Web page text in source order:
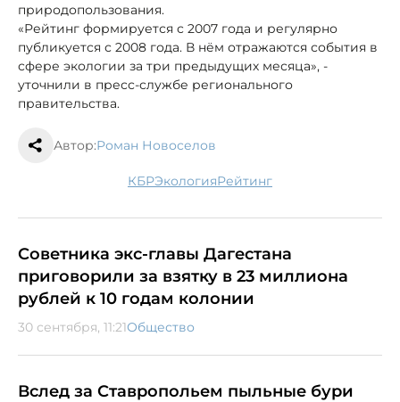
природопользования.
«Рейтинг формируется с 2007 года и регулярно
публикуется с 2008 года. В нём отражаются события в
сфере экологии за три предыдущих месяца», -
уточнили в пресс-службе регионального
правительства.
Автор:Роман Новоселов
КБР экология рейтинг
Советника экс-главы Дагестана
приговорили за взятку в 23 миллиона
рублей к 10 годам колонии
30 сентября, 11:21Общество
Вслед за Ставропольем пыльные бури